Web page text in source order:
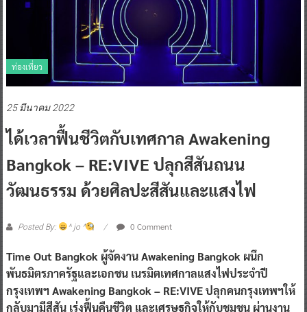
25 มีนาคม 2022
ได้เวลาฟื้นชีวิตกับเทศกาล Awakening
Bangkok – RE:VIVE ปลุกสีสันถนน
วัฒนธรรม ด้วยศิลปะสีสันและแสงไฟ
Posted By: ^ jo ^ 0 Comment
Time Out Bangkok ผู้จัดงาน Awakening Bangkok ผนึก
พันธมิตรภาครัฐและเอกชน เนรมิตเทศกาลแสงไฟประจำปี